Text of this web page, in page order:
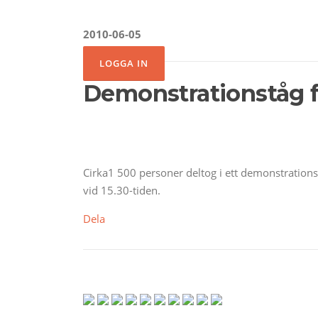
2010-06-05
Demonstrationståg
Cirka1 500 personer deltog i ett
vid 15.30-tiden.
Dela